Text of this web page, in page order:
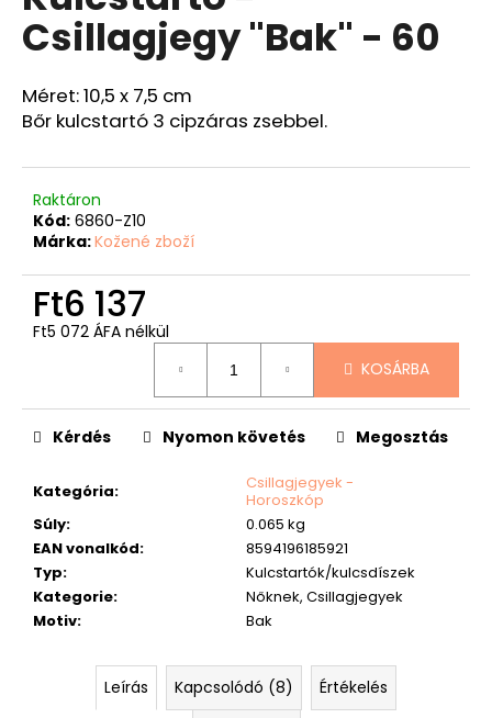
5-
ből
csillag.
Csillagjegy "Bak" - 60
Méret: 10,5 x 7,5 cm
Bőr kulcstartó 3 cipzáras zsebbel.
Raktáron
Kód: 6860-Z10
Márka:Kožené zboží
Ft6 137
Ft5 072 ÁFA nélkül
KOSÁRBA
Kategória:
Csillagjegyek -
Horoszkóp
Súly:
0.065 kg
EAN vonalkód:
8594196185921
Typ:
Kulcstartók/kulcsdíszek
Kategorie:
Nőknek, Csillagjegyek
Motiv: Bak
Kérdés Nyomon követés Megosztás
Leírás Kapcsolódó (8)
Értékelés
j
á
n
l
u
k
BŐRÖV
FEKETE
Ft9
526